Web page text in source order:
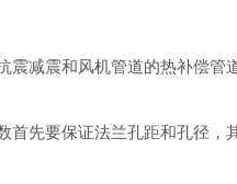
减震和风机管道的热补偿管
要保证法兰孔距和孔径，